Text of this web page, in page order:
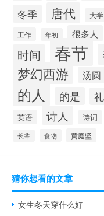
冬季 唐代 大学
工作 年初 很多人
时间 春节
梦幻西游 汤圆
的人 的是
英语 诗人 诗词
长辈 食物 黄庭坚
猜你想看的文章
女生冬天穿什么好